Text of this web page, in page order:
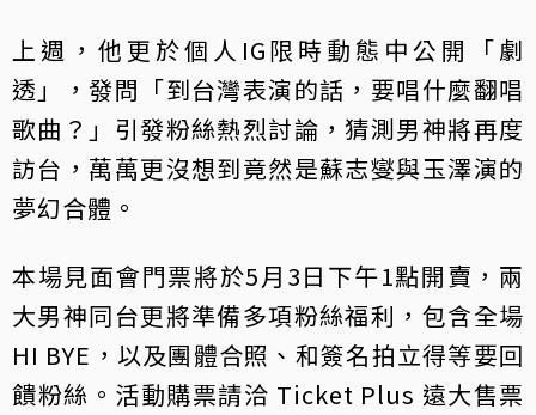
上週，他更於個人IG限時動態中公開「劇
透」，發問「到台灣表演的話，要唱什麼翻唱
歌曲？」引發粉絲熱烈討論，猜測男神將再度
訪台，萬萬更沒想到竟然是蘇志燮與玉澤演的
夢幻合體。
本場見面會門票將於5月3日下午1點開賣，兩
大男神同台更將準備多項粉絲福利，包含全場
HI BYE，以及團體合照、和簽名拍立得等要回
饋粉絲。活動購票請洽 Ticket Plus 遠大售票